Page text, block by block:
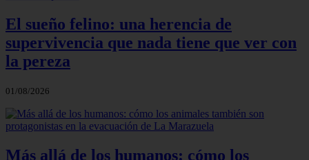
El sueño felino: una herencia de
supervivencia que nada tiene que ver con
la pereza
01/08/2026
Más allá de los humanos: cómo los